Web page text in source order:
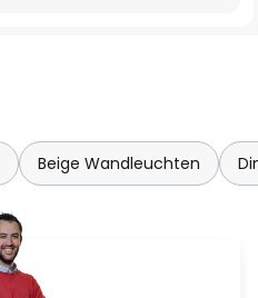
Beige Wandleuchten